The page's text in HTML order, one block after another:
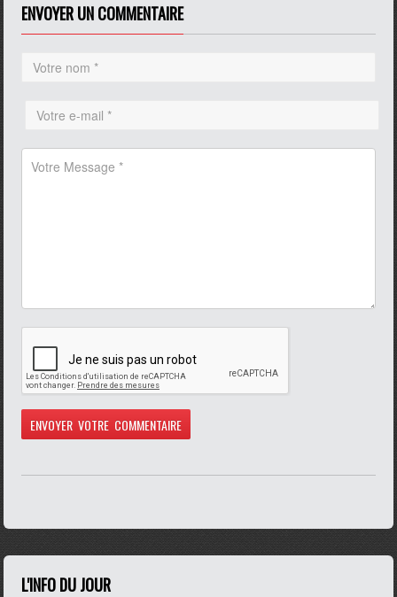
ENVOYER UN COMMENTAIRE
L'INFO DU JOUR